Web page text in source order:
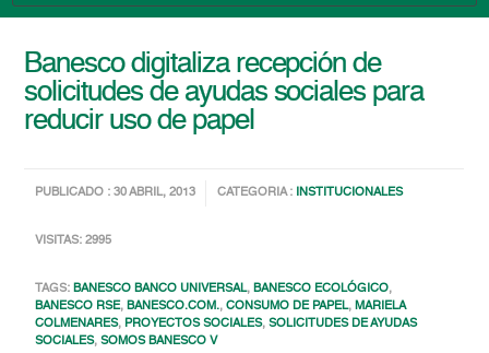
Banesco digitaliza recepción de
solicitudes de ayudas sociales para
reducir uso de papel
PUBLICADO : 30 ABRIL, 2013 CATEGORIA : INSTITUCIONALES
VISITAS: 2995
TAGS:BANESCO BANCO UNIVERSAL,BANESCO ECOLÓGICO,
BANESCO RSE,BANESCO.COM.,CONSUMO DE PAPEL,MARIELA
COLMENARES, PROYECTOS SOCIALES,SOLICITUDES DE AYUDAS
SOCIALES,SOMOS BANESCO V